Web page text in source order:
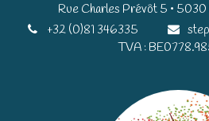
Rue Charles Prévôt 5 • 5030
+32 (0)81 346335
TVA :